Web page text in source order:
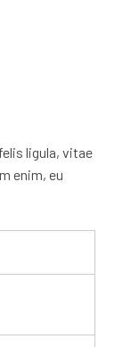
ligula, vitae
enim, eu